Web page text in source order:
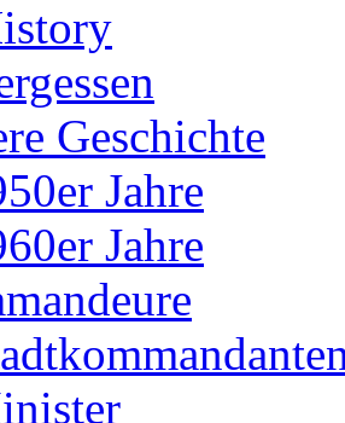
Geschichte
Jahre
Jahre